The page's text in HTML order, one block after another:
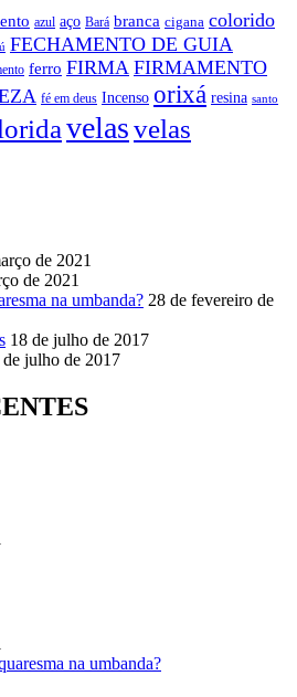
azul aço Bará branca cigana colorido
FECHAMENTO DE GUIA
ferro FIRMA FIRMAMENTO
fé em deus Incenso orixá resina santo
velasvelas
de 2021
de 2021
na umbanda? 28 de fevereiro de
18 de julho de 2017
de julho de 2017